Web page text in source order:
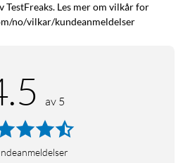
TestFreaks. Les mer om vilkår for
no/vilkar/kundeanmeldelser
av 5